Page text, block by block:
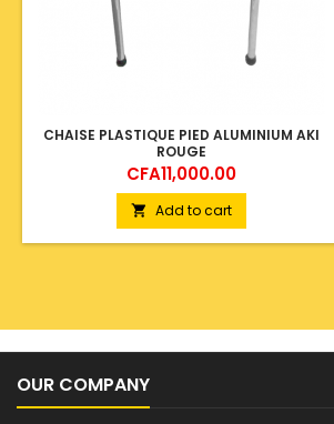
CHAISE PLASTIQUE PIED ALUMINIUM AKI
ROUGE
Price
CFA11,000.00
 Add to cart
OUR COMPANY